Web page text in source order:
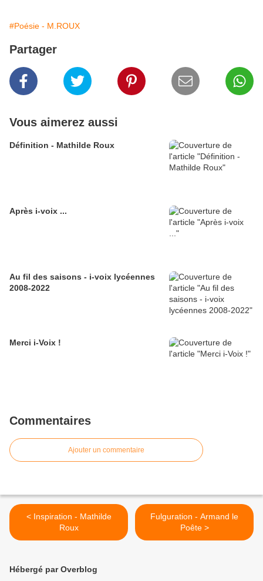
#Poésie - M.ROUX
Partager
Vous aimerez aussi
Définition - Mathilde Roux
Après i-voix ...
Au fil des saisons - i-voix lycéennes
2008-2022
Merci i-Voix !
Commentaires
Ajouter un commentaire
< Inspiration - Mathilde
Roux
Fulguration - Armand le
Poête >
Hébergé par Overblog